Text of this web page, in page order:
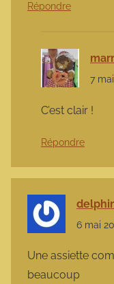
Répondre
7
C’est clair !
Répondre
6 mai
Une assiette
beaucoup